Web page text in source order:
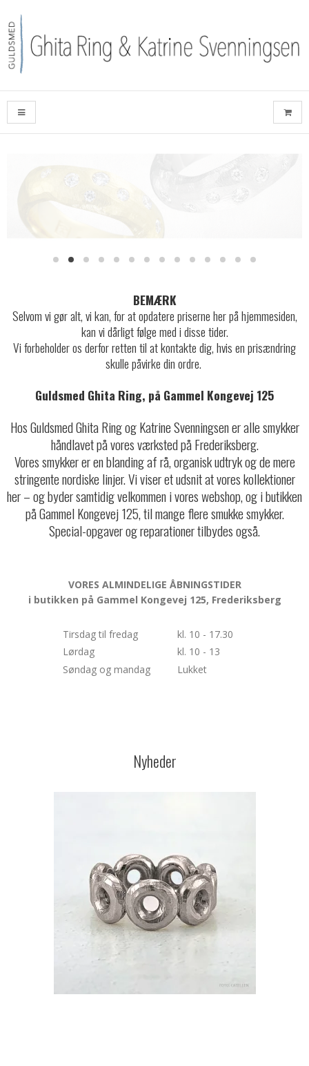
BEMÆRK
Selvom vi gør alt, vi kan, for at opdatere priserne her på hjemmesiden,
kan vi dårligt følge med i disse tider.
Vi forbeholder os derfor retten til at kontakte dig, hvis en prisændring
skulle påvirke din ordre.
Guldsmed Ghita Ring, på Gammel Kongevej 125
Hos Guldsmed Ghita Ring og Katrine Svenningsen er alle smykker
håndlavet på vores værksted på Frederiksberg.
Vores smykker er en blanding af rå, organisk udtryk og de mere
stringente nordiske linjer. Vi viser et udsnit at vores kollektioner
her – og byder samtidig velkommen i vores webshop, og i butikken
på Gammel Kongevej 125, til mange flere smukke smykker.
Special-opgaver og reparationer tilbydes også.
VORES ALMINDELIGE ÅBNINGSTIDER
i butikken på Gammel Kongevej 125, Frederiksberg
Tirsdag til fredag
kl. 10 - 17.30
Lørdag
kl. 10 - 13
Søndag og mandag
Lukket
Nyheder